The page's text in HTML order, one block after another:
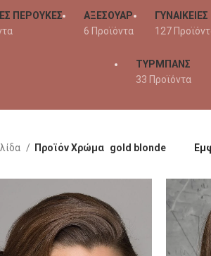
ΠΕΡΟΥΚΕΣ
ΑΞΕΣΟΥΑΡ
6 Προϊόντα
127
ΤΥΡΜΠΑΝΣ
33 Προϊόντα
Προϊόν Χρώμα gold blonde